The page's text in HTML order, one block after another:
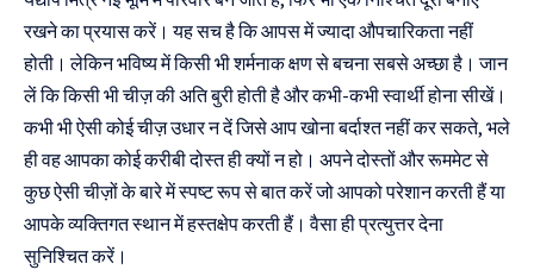
रखने का प्रयास करें। यह सच है कि आपस में ज्यादा औपचारिकता नहीं
होती। लेकिन भविष्य में किसी भी शर्मनाक क्षण से बचना सबसे अच्छा है। जान
लें कि किसी भी चीज़ की अति बुरी होती है और कभी-कभी स्वार्थी होना सीखें।
कभी भी ऐसी कोई चीज़ उधार न दें जिसे आप खोना बर्दाश्त नहीं कर सकते, भले
ही वह आपका कोई करीबी दोस्त ही क्यों न हो। अपने दोस्तों और रूममेट से
कुछ ऐसी चीज़ों के बारे में स्पष्ट रूप से बात करें जो आपको परेशान करती हैं या
आपके व्यक्तिगत स्थान में हस्तक्षेप करती हैं। वैसा ही प्रत्युत्तर देना
सुनिश्चित करें।